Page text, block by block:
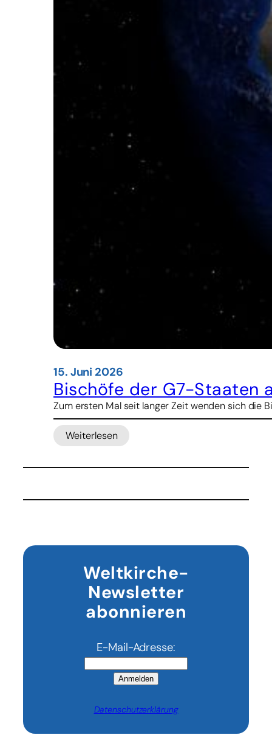
15. Juni 2026
Bischöfe der G7-Staaten
Zum ersten Mal seit langer Zeit wenden sich die
Weiterlesen
:
der
Gipfelteilnehmer
Évian
Weltkirche-
Newsletter
abonnieren
E-Mail-Adresse:
Anmelden
Datenschutzerklärung